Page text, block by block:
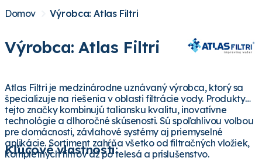
Domov Výrobca: Atlas Filtri
Výrobca: Atlas Filtri
Atlas Filtri je medzinárodne uznávaný výrobca, ktorý sa
špecializuje na riešenia v oblasti filtrácie vody. Produkty
tejto značky kombinujú taliansku kvalitu, inovatívne
technológie a dlhoročné skúsenosti. Sú spoľahlivou voľbou
pre domácnosti, závlahové systémy aj priemyselné
aplikácie. Sortiment zahŕňa všetko od filtračných vložiek,
kompletných filtrov až po telesá a príslušenstvo.
Kľúčové vlastnosti: